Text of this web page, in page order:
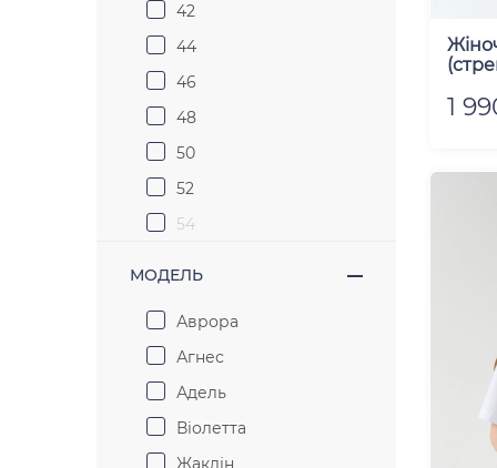
марсала
мокко
пісочний
полин
пудра
світло-ліловий
синій
сірий
42
44
46
48
50
52
54
60
62
МОДЕЛЬ
Аврора
Агнес
Адель
Віолетта
Жаклін
1